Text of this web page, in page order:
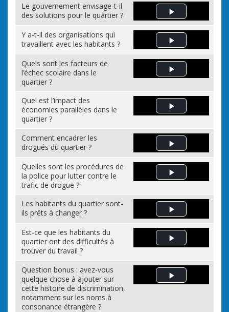
Le gouvernement envisage-t-il
des solutions pour le quartier ?
Play Video
Y a-t-il des organisations qui
travaillent avec les habitants ?
Play Video
Quels sont les facteurs de
l’échec scolaire dans le
quartier ?
Play Video
Quel est l’impact des
économies parallèles dans le
quartier ?
Play Video
Comment encadrer les
drogués du quartier ?
Play Video
Quelles sont les procédures de
la police pour lutter contre le
trafic de drogue ?
Play Video
Les habitants du quartier sont-
ils prêts à changer ?
Play Video
Est-ce que les habitants du
quartier ont des difficultés à
trouver du travail ?
Play Video
Question bonus : avez-vous
quelque chose à ajouter sur
cette histoire de discrimination,
notamment sur les noms à
consonance étrangère ?
Play Video